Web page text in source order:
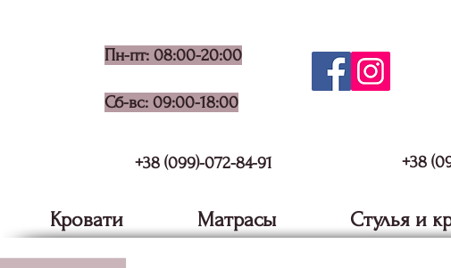
Пн-пт: 08:00-20:00
Сб-вс: 09:00-18:00
+38 (099)-072-84-91 +38
Кровати Матрасы Стулья и